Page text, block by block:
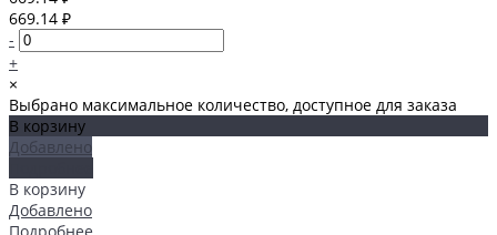
669.14 ₽
-
+
×
Выбрано максимальное количество, доступное для заказа
В корзину
Добавлено
В корзину
Добавлено
Подробнее